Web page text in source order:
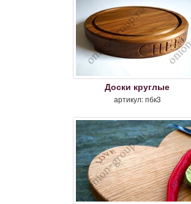
Доски круглые
артикул: пбк3